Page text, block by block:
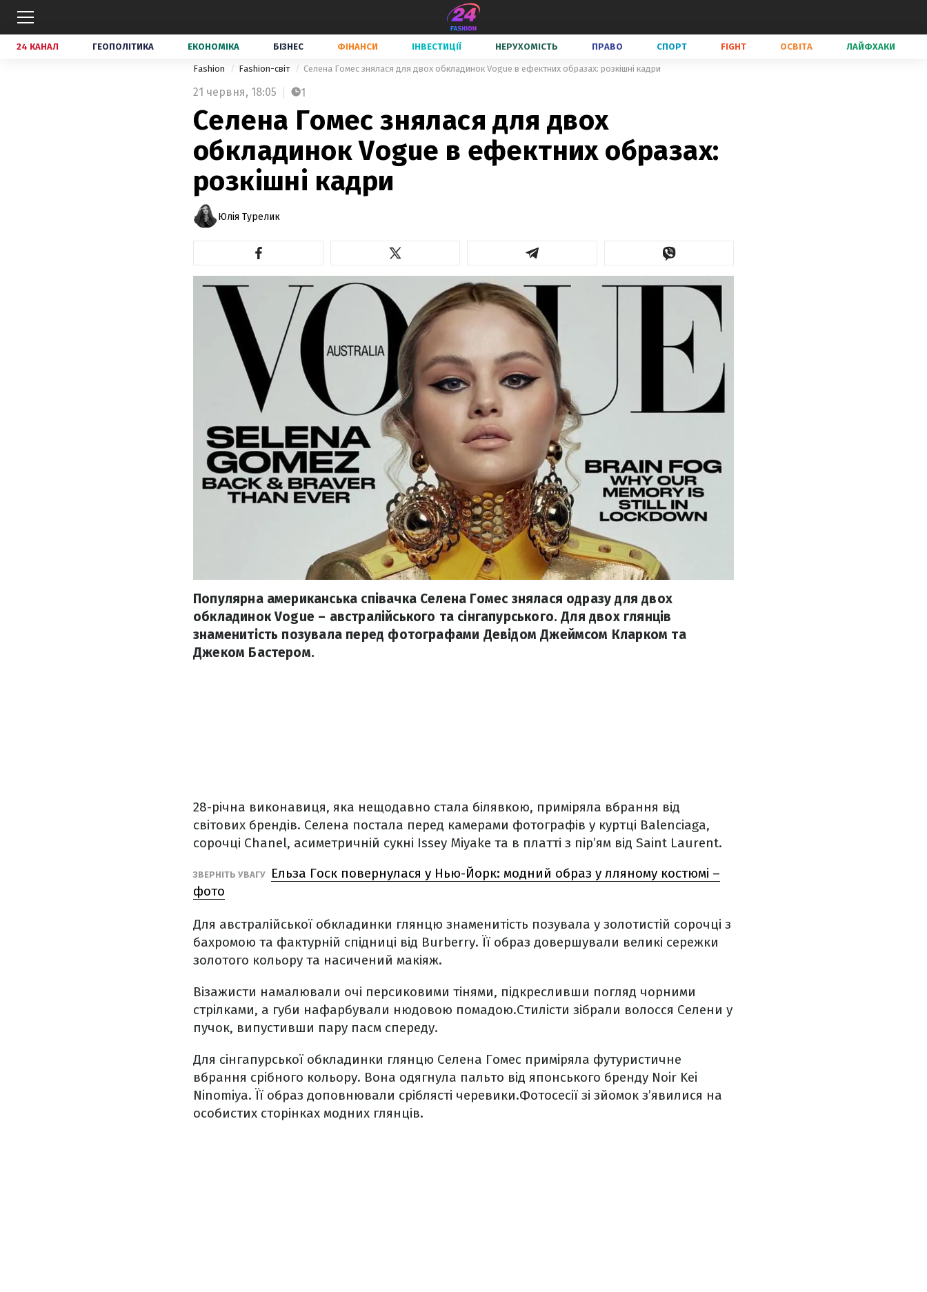
24 КАНАЛ ГЕОПОЛІТИКА ЕКОНОМІКА БІЗНЕС ФІНАНСИ ІНВЕСТИЦІЇ НЕРУХОМІСТЬ ПРАВО СПОРТ FIGHT ОСВІТА ЛАЙФХАКИ
Fashion Fashion-світ Селена Гомес знялася для двох обкладинок Vogue в ефектних образах: розкішні кадри
21 червня, 18:05 1
Селена Гомес знялася для двох
обкладинок Vogue в ефектних образах:
розкішні кадри
Юлія Турелик
Популярна американська співачка Селена Гомес знялася одразу для двох
обкладинок Vogue – австралійського та сінгапурського. Для двох глянців
знаменитість позувала перед фотографами Девідом Джеймсом Кларком та
Джеком Бастером.
28-річна виконавиця, яка нещодавно стала білявкою, приміряла вбрання від
світових брендів. Селена постала перед камерами фотографів у куртці Balenciaga,
сорочці Chanel, асиметричній сукні Issey Miyake та в платті з пір’ям від Saint Laurent.
ЗВЕРНІТЬ УВАГУ
Ельза Госк повернулася у Нью-Йорк: модний образ у лляному костюмі –
фото
Для австралійської обкладинки глянцю знаменитість позувала у золотистій сорочці з
бахромою та фактурній спідниці від Burberry. Її образ довершували великі сережки
золотого кольору та насичений макіяж.
Візажисти намалювали очі персиковими тінями, підкресливши погляд чорними
стрілками, а губи нафарбували нюдовою помадою.Стилісти зібрали волосся Селени у
пучок, випустивши пару пасм спереду.
Для сінгапурської обкладинки глянцю Селена Гомес приміряла футуристичне
вбрання срібного кольору. Вона одягнула пальто від японського бренду Noir Kei
Ninomiya. Її образ доповнювали сріблясті черевики.Фотосесії зі зйомок з’явилися на
особистих сторінках модних глянців.